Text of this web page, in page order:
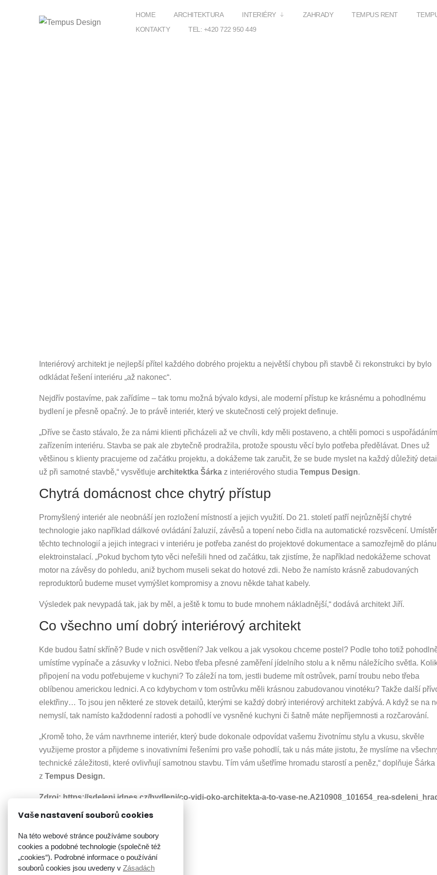
HOME ARCHITEKTURA INTERIÉRY ZAHRADY TEMPUS RENT
KONTAKTY
TEL: +420 722 950 449
Interiérový architekt je nejlepší přítel každého dobrého projektu a největší chybou při stavbě či rekonstrukci by bylo
odkládat řešení interiéru „až nakonec“.
Nejdřív postavíme, pak zařídíme – tak tomu možná bývalo kdysi, ale moderní přístup ke krásnému a pohodlnému
bydlení je přesně opačný. Je to právě interiér, který ve skutečnosti celý projekt definuje.
„Dříve se často stávalo, že za námi klienti přicházeli až ve chvíli, kdy měli postaveno, a chtěli pomoci s
zařízením interiéru. Stavba se pak ale zbytečně prodražila, protože spoustu věcí bylo potřeba předělávat. Dnes už
většinou s klienty pracujeme od začátku projektu, a dokážeme tak zaručit, že se bude myslet na každý důležitý
už při samotné stavbě,“ vysvětluje architektka Šárka z interiérového studia Tempus Design.
Chytrá domácnost chce chytrý přístup
Promyšlený interiér ale neobnáší jen rozložení místností a jejich využití. Do 21. století patří nejrůznější chytré
technologie jako například dálkové ovládání žaluzií, závěsů a topení nebo čidla na automatické rozsvěcení.
těchto technologií a jejich integraci v interiéru je potřeba zanést do projektové dokumentace a samozřejmě do plánu
elektroinstalací. „Pokud bychom tyto věci neřešili hned od začátku, tak zjistíme, že například nedokážeme schovat
motor na závěsy do pohledu, aniž bychom museli sekat do hotové zdi. Nebo že namísto krásně zabudovaných
reproduktorů budeme muset vymýšlet kompromisy a znovu někde tahat kabely.
Výsledek pak nevypadá tak, jak by měl, a ještě k tomu to bude mnohem nákladnější,“ dodává architekt Jiří.
Co všechno umí dobrý interiérový architekt
Kde budou šatní skříně? Bude v nich osvětlení? Jak velkou a jak vysokou chceme postel? Podle toho totiž
umístíme vypínače a zásuvky v ložnici. Nebo třeba přesné zaměření jídelního stolu a k němu náležícího světla.
připojení na vodu potřebujeme v kuchyni? To záleží na tom, jestli budeme mít ostrůvek, parní troubu nebo třeba
oblíbenou americkou lednici. A co kdybychom v tom ostrůvku měli krásnou zabudovanou vinotéku? Takže další
elektřiny… To jsou jen některé ze stovek detailů, kterými se každý dobrý interiérový architekt zabývá. A když se na
nemyslí, tak namísto každodenní radosti a pohodlí ve vysněné kuchyni či šatně máte nepříjemnosti a rozčarování.
„Kromě toho, že vám navrhneme interiér, který bude dokonale odpovídat vašemu životnímu stylu a vkusu, skvěle
využijeme prostor a přijdeme s inovativními řešeními pro vaše pohodlí, tak u nás máte jistotu, že myslíme na
technické záležitosti, které ovlivňují samotnou stavbu. Tím vám ušetříme hromadu starostí a peněz,“ doplňuje Šárka
z Tempus Design.
Zdroj: https://sdeleni.idnes.cz/bydleni/co-vidi-oko-architekta-a-to-vase-ne.A210908_101654_rea-
Vaše nastavení souborů cookies
Na této webové stránce používáme soubory
cookies a podobné technologie (společně též
„cookies“). Podrobné informace o používání
souborů cookies jsou uvedeny v Zásadách